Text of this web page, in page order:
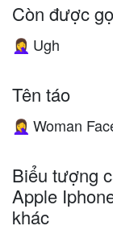
Còn được
🤦‍♀️ Ugh
Tên táo
🤦‍♀️ Woman
Biểu tượng
Apple
khác